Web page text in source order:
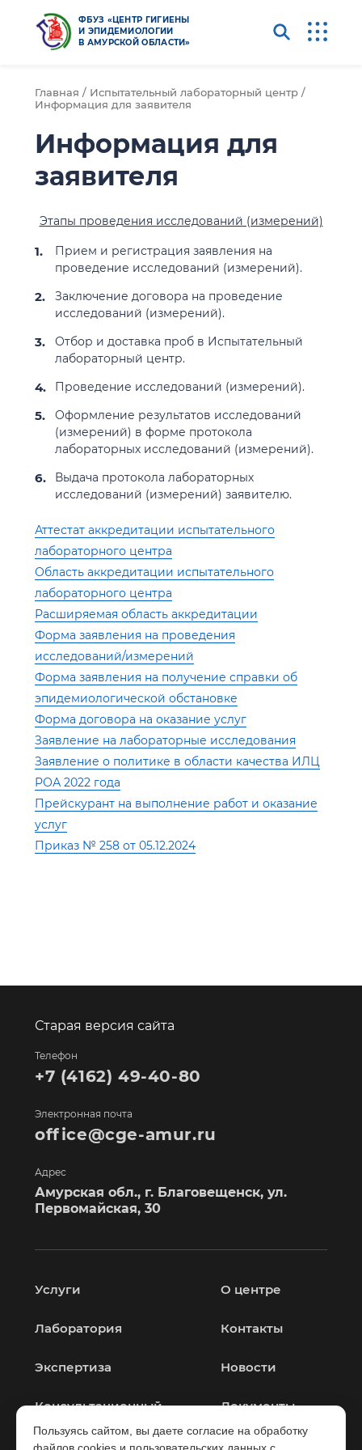
ФБУЗ «ЦЕНТР ГИГИЕНЫ
И ЭПИДЕМИОЛОГИИ
В АМУРСКОЙ ОБЛАСТИ»
Главная / Испытательный лабораторный центр /
Информация для заявителя
Информация для
заявителя
Этапы проведения исследований (измерений)
Прием и регистрация заявления на
проведение исследований (измерений).
Заключение договора на проведение
исследований (измерений).
Отбор и доставка проб в Испытательный
лабораторный центр.
Проведение исследований (измерений).
Оформление результатов исследований
(измерений) в форме протокола
лабораторных исследований (измерений).
Выдача протокола лабораторных
исследований (измерений) заявителю.
Аттестат аккредитации испытательного
лабораторного центра
Область аккредитации испытательного
лабораторного центра
Расширяемая область аккредитации
Форма заявления на проведения
исследований/измерений
Форма заявления на получение справки об
эпидемиологической обстановке
Форма договора на оказание услуг
Заявление на лабораторные исследования
Заявление о политике в области качества ИЛЦ
РОА 2022 года
Прейскурант на выполнение работ и оказание
услуг
Приказ № 258 от 05.12.2024
Старая версия сайта
Телефон
+7 (4162) 49-40-80
Электронная почта
office@cge-amur.ru
Адрес
Амурская обл., г. Благовещенск, ул.
Первомайская, 30
Услуги
Лаборатория
Экспертиза
Консультационный
О центре
Контакты
Новости
Документы
Пользуясь сайтом, вы даете согласие на обработку